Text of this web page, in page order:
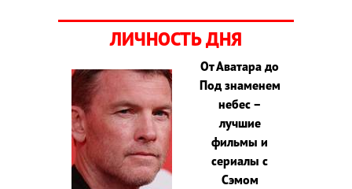
ЛИЧНОСТЬ ДНЯ
От Аватара до
Под знаменем
небес –
лучшие
фильмы и
сериалы с
Сэмом